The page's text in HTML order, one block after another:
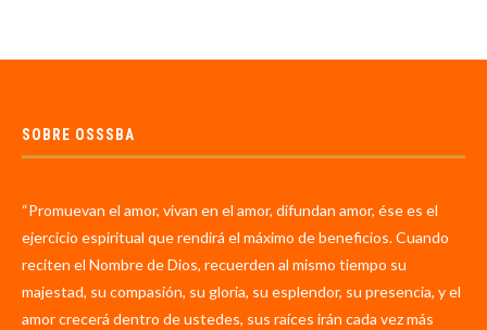
SOBRE OSSSBA
“Promuevan el amor, vivan en el amor, difundan amor, ése es el
ejercicio espiritual que rendirá el máximo de beneficios. Cuando
reciten el Nombre de Dios, recuerden al mismo tiempo su
majestad, su compasión, su gloria, su esplendor, su presencia, y el
amor crecerá dentro de ustedes, sus raíces irán cada vez más